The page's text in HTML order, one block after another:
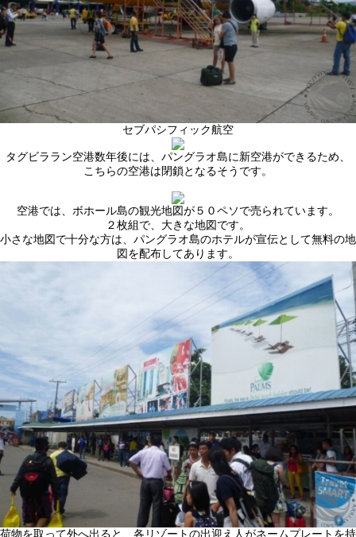
セブパシフィック航空
タグビララン空港数年後には、パングラオ島に新空港ができるため、
こちらの空港は閉鎖となるそうです。
空港では、ボホール島の観光地図が５０ペソで売られています。
２枚組で、大きな地図です。
小さな地図で十分な方は、パングラオ島のホテルが宣伝として無料の地
図を配布してあります。
荷物を取って外へ出ると、各リゾートの出迎え人がネームプレートを持